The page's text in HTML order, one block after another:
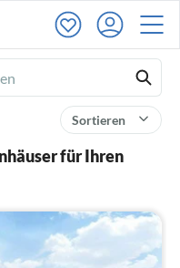
Sortieren
für Ihren